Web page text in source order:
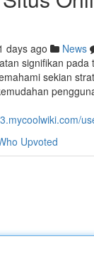
days ago News
signifikan pada
sekian
Upvoted